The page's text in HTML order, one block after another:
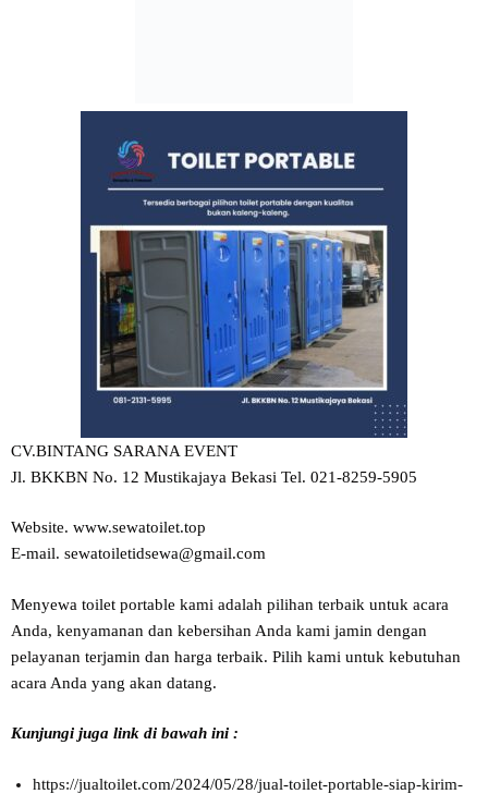
CV.BINTANG SARANA EVENT
Jl. BKKBN No. 12 Mustikajaya Bekasi Tel. 021-8259-5905
Website. www.sewatoilet.top
E-mail. sewatoiletidsewa@gmail.com
Menyewa toilet portable kami adalah pilihan terbaik untuk acara
Anda, kenyamanan dan kebersihan Anda kami jamin dengan
pelayanan terjamin dan harga terbaik. Pilih kami untuk kebutuhan
acara Anda yang akan datang.
Kunjungi juga link di bawah ini :
https://jualtoilet.com/2024/05/28/jual-toilet-portable-siap-kirim-